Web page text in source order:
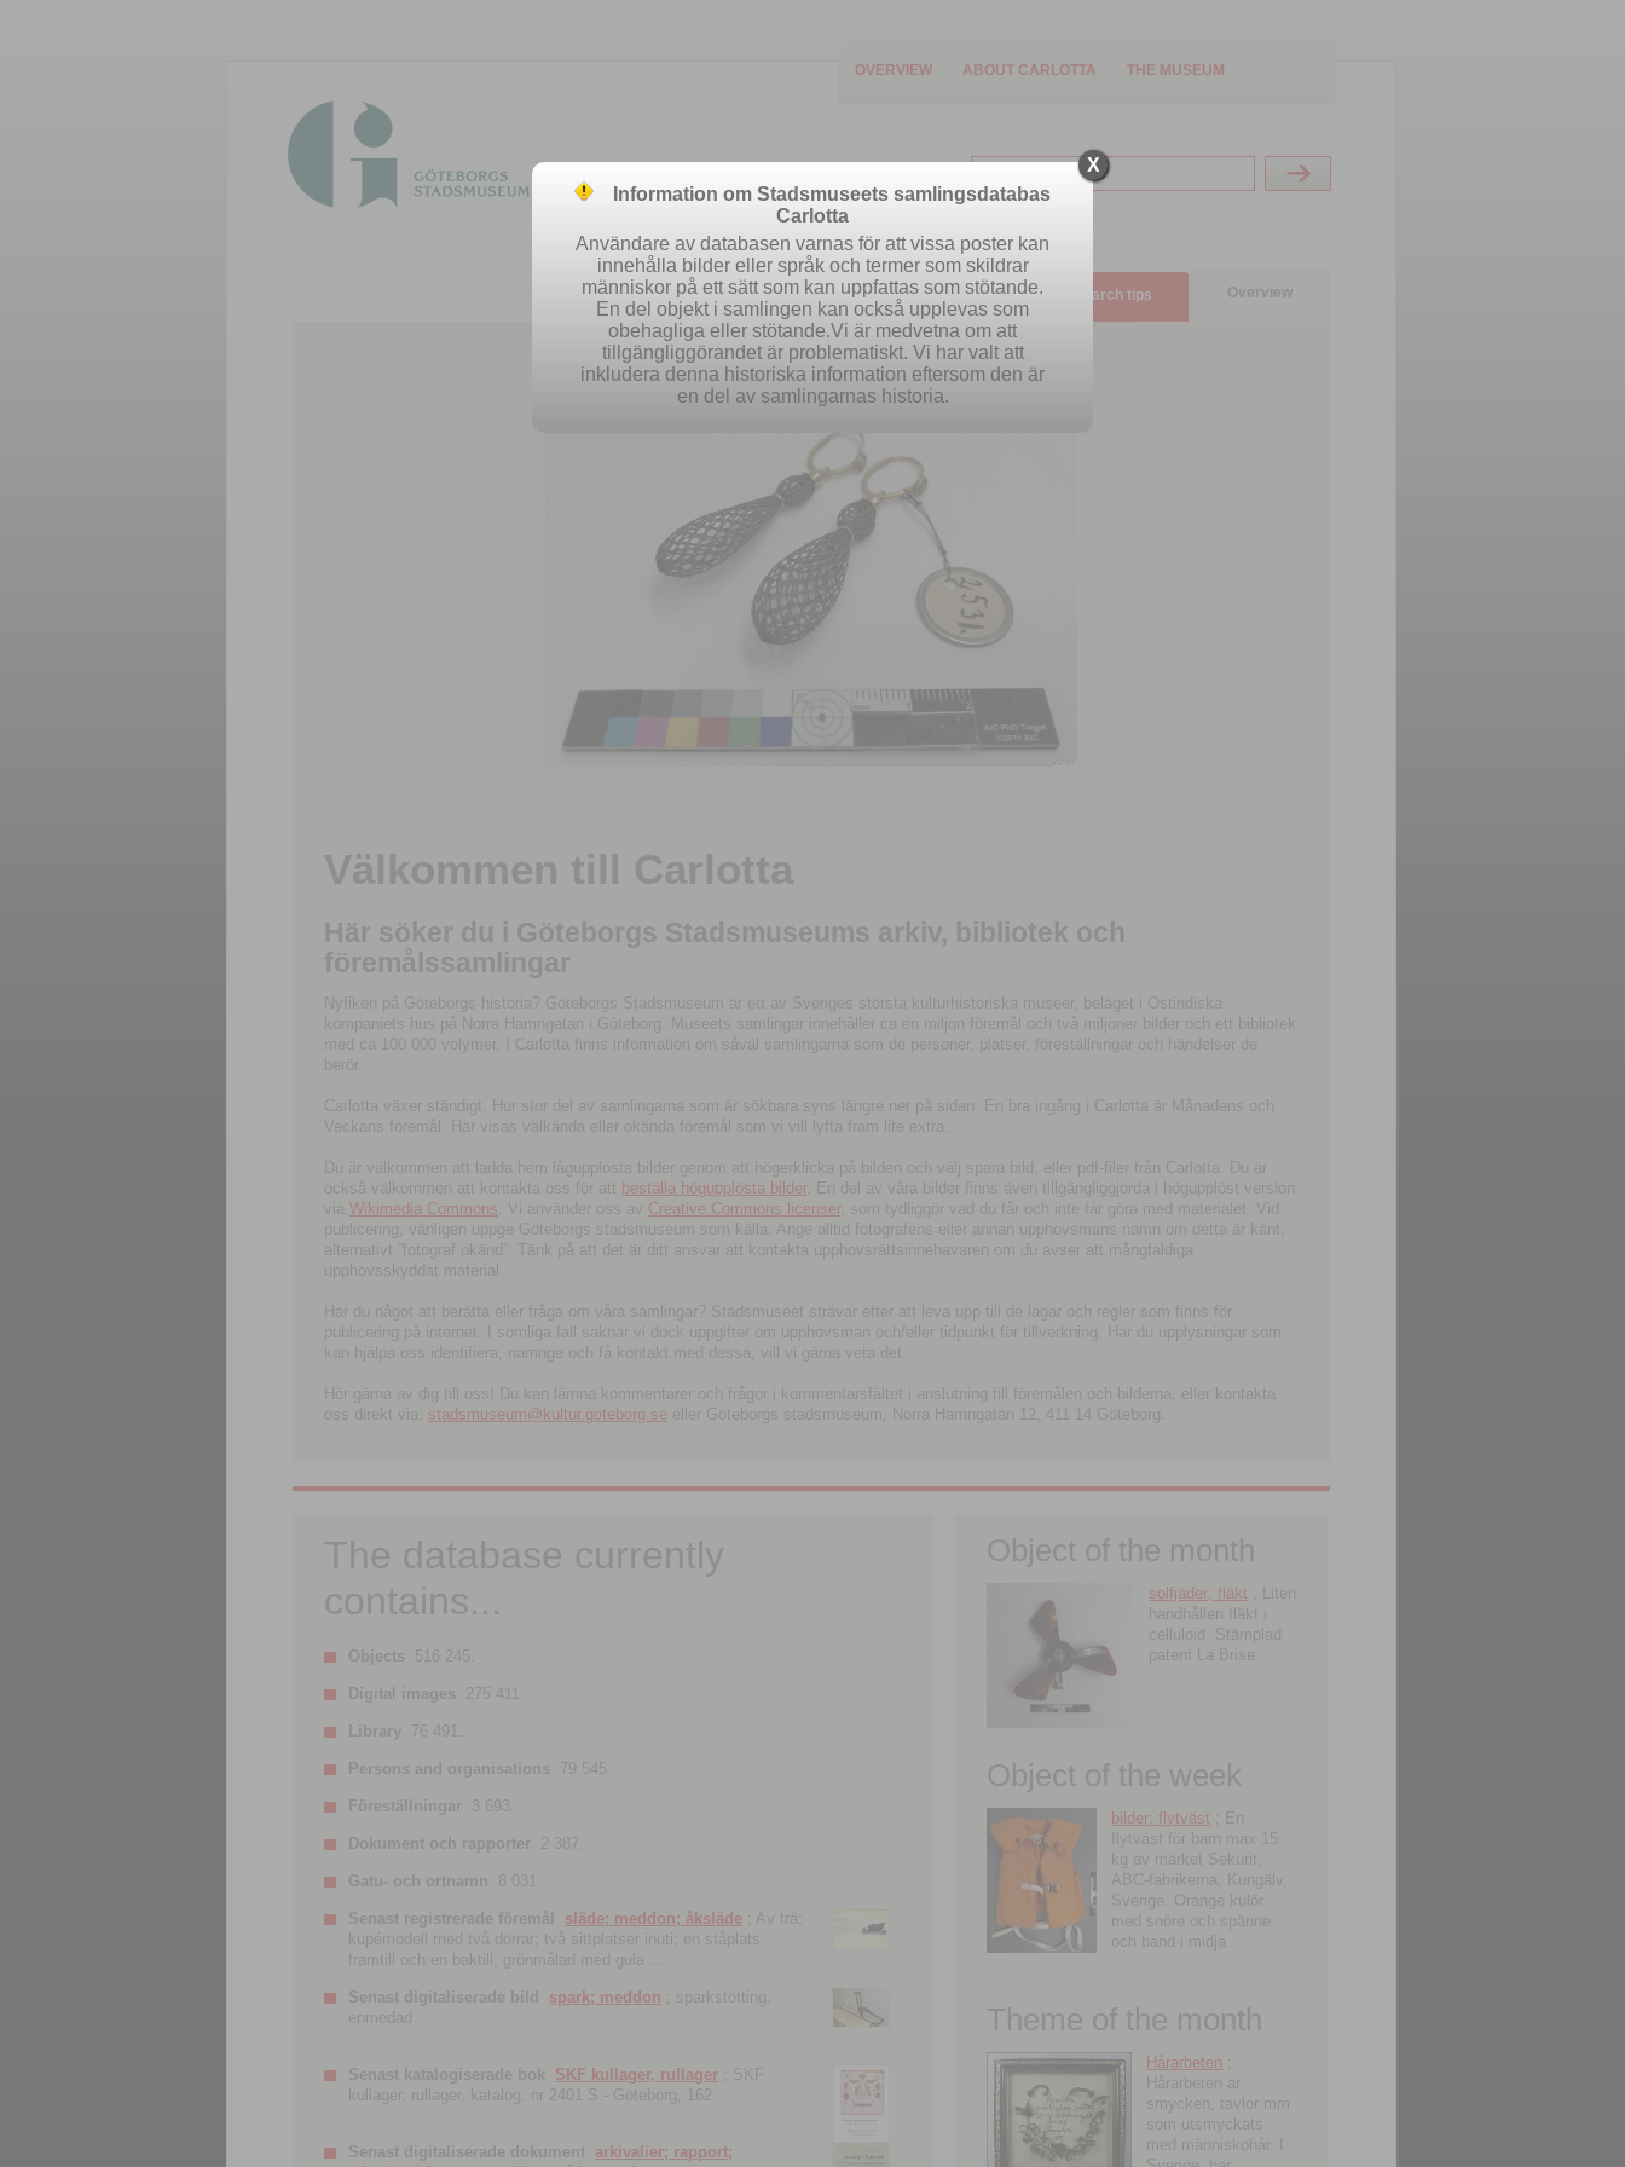
OVERVIEW ABOUT CARLOTTA THE MUSEUM
Easy search Advanced search Search tips Overview
Välkommen till Carlotta
Här söker du i Göteborgs Stadsmuseums arkiv, bibliotek och
föremålssamlingar
Nyfiken på Göteborgs historia? Göteborgs Stadsmuseum är ett av Sveriges största kulturhistoriska museer, beläget i Ostindiska
kompaniets hus på Norra Hamngatan i Göteborg. Museets samlingar innehåller ca en miljon föremål och två miljoner bilder och ett bibliotek
med ca 100 000 volymer. I Carlotta finns information om såväl samlingarna som de personer, platser, föreställningar och händelser de
berör.
Carlotta växer ständigt. Hur stor del av samlingarna som är sökbara syns längre ner på sidan. En bra ingång i Carlotta är Månadens och
Veckans föremål. Här visas välkända eller okända föremål som vi vill lyfta fram lite extra.
Du är välkommen att ladda hem lågupplösta bilder genom att högerklicka på bilden och välj spara bild, eller pdf-filer från Carlotta. Du är
också välkommen att kontakta oss för att beställa högupplösta bilder. En del av våra bilder finns även tillgängliggjorda i högupplöst version
via Wikimedia Commons . Vi använder oss av Creative Commons licenser, som tydliggör vad du får och inte får göra med materialet. Vid
publicering, vänligen uppge Göteborgs stadsmuseum som källa. Ange alltid fotografens eller annan upphovsmans namn om detta är känt,
alternativt ”fotograf okänd”. Tänk på att det är ditt ansvar att kontakta upphovsrättsinnehavaren om du avser att mångfaldiga
upphovsskyddat material.
Har du något att berätta eller fråga om våra samlingar? Stadsmuseet strävar efter att leva upp till de lagar och regler som finns för
publicering på internet. I somliga fall saknar vi dock uppgifter om upphovsman och/eller tidpunkt för tillverkning. Har du upplysningar som
kan hjälpa oss identifiera, namnge och få kontakt med dessa, vill vi gärna veta det.
Hör gärna av dig till oss! Du kan lämna kommentarer och frågor i kommentarsfältet i anslutning till föremålen och bilderna, eller kontakta
oss direkt via: stadsmuseum@kultur.goteborg.se eller Göteborgs stadsmuseum, Norra Hamngatan 12, 411 14 Göteborg.
The database currently
contains...
Objects 516 245.
Digital images 275 411.
Library 76 491.
Persons and organisations 79 545.
Föreställningar 3 693.
Dokument och rapporter 2 387.
Gatu- och ortnamn 8 031.
Senast registrerade föremål släde; meddon; åksläde ; Av trä;
kupémodell med två dörrar; två sittplatser inuti; en ståplats
framtill och en baktill; grönmålad med gula ...
Senast digitaliserade bild spark; meddon ; sparkstötting,
enmedad
Senast katalogiserade bok SKF kullager, rullager ; SKF
kullager, rullager, katalog. nr 2401 S.- Göteborg, 162
Senast digitaliserade dokument arkivalier; rapport;
Object of the month
solfjäder; fläkt ; Liten
handhållen fläkt i
celluloid. Stämplad
patent La Brise.
Object of the week
bilder; flytväst ; En
flytväst för barn max 15
kg av märket Sekurit,
ABC-fabrikerna, Kungälv,
Sverige. Orange kulör
med snöre och spänne
och band i midja.
Theme of the month
Hårarbeten
Hårarbeten är
smycken, tavlor mm
som utsmyckats
med människohår. I
X
Information om Stadsmuseets samlingsdatabas
Carlotta
Användare av databasen varnas för att vissa poster kan
innehålla bilder eller språk och termer som skildrar
människor på ett sätt som kan uppfattas som stötande.
En del objekt i samlingen kan också upplevas som
obehagliga eller stötande.Vi är medvetna om att
tillgängliggörandet är problematiskt. Vi har valt att
inkludera denna historiska information eftersom den är
en del av samlingarnas historia.